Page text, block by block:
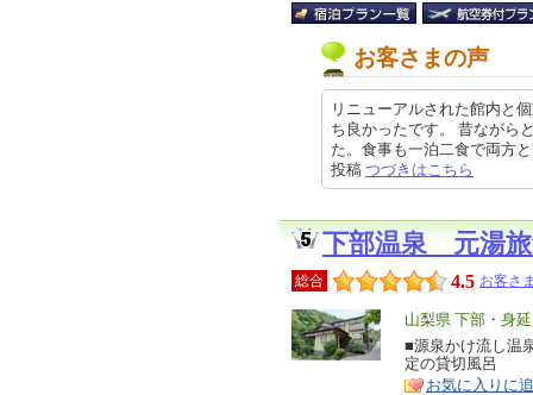
お客さまの声
リニューアルされた館内と
ち良かったです。 昔ながら
た。食事も一泊二食で両方
投稿 つづきはこちら
下部温泉 元湯
総合 4.5 お客さ
エ
リ
ア
山梨県 下部・身
特
徴
■源泉かけ流し温
定の貸切風呂
お気に入りに